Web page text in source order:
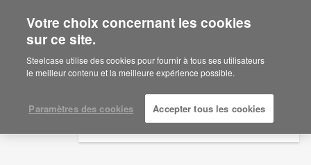
Are you in United States?
Would you like to see Products we sell in
your region?
English
Español
Documents
AFFICHER LES FILTRES
Votre choix concernant les cookies
sur ce site.
Steelcase utilise des cookies pour fournir à tous ses utilisateurs
le meilleur contenu et la meilleure expérience possible.
Paramètres des cookies Accepter tous les cookies